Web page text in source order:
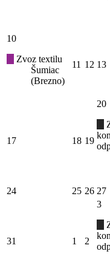
10
Zvoz textilu
Šumiac
(Brezno)
11 12 13
17 18 19
20
24 25 26 27
31 1 2
3